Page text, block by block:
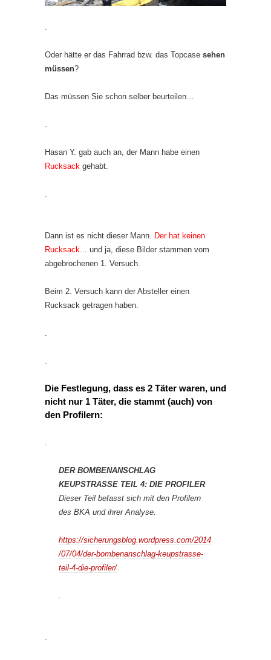
.
Oder hätte er das Fahrrad bzw. das Topcase sehen
müssen?
Das müssen Sie schon selber beurteilen…
.
Hasan Y. gab auch an, der Mann habe einen
Rucksack gehabt.
.
Dann ist es nicht dieser Mann. Der hat keinen
Rucksack... und ja, diese Bilder stammen vom
abgebrochenen 1. Versuch.
Beim 2. Versuch kann der Absteller einen
Rucksack getragen haben.
.
.
Die Festlegung, dass es 2 Täter waren, und
nicht nur 1 Täter, die stammt (auch) von
den Profilern:
.
DER BOMBENANSCHLAG
KEUPSTRASSE TEIL 4: DIE PROFILER
Dieser Teil befasst sich mit den Profilern
des BKA und ihrer Analyse.
https://sicherungsblog.wordpress.com/2014
/07/04/der-bombenanschlag-keupstrasse-
teil-4-die-profiler/
.
.